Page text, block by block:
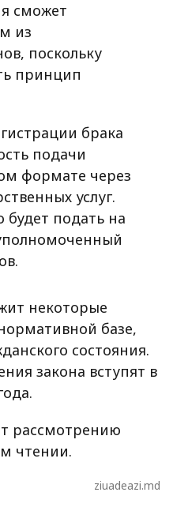
сможет
из
поскольку
принцип
брака
подачи
формате через
услуг.
будет подать на
некоторые
базе,
состояния.
закона вступят в
рассмотрению
чтении.
ziuadeazi.md